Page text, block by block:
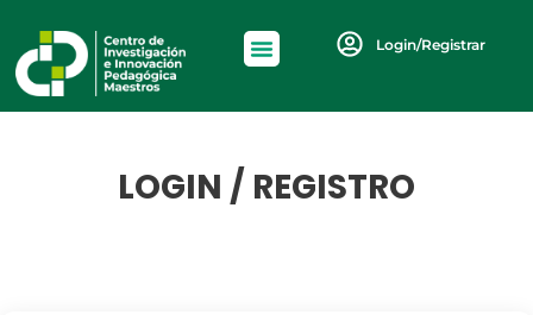
Login/Registrar
LOGIN / REGISTRO